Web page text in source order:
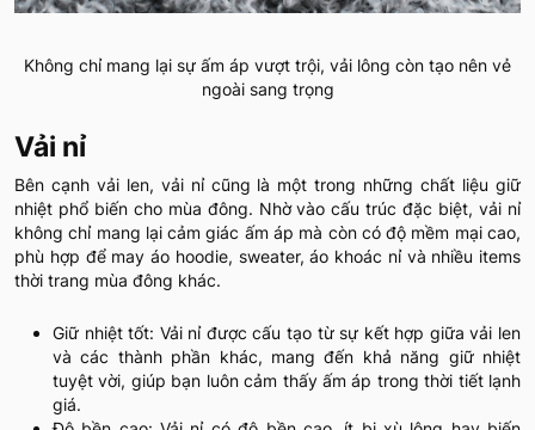
Không chỉ mang lại sự ấm áp vượt trội, vải lông còn tạo nên vẻ
ngoài sang trọng
Vải nỉ
Bên cạnh vải len, vải nỉ cũng là một trong những chất liệu giữ
nhiệt phổ biến cho mùa đông. Nhờ vào cấu trúc đặc biệt, vải nỉ
không chỉ mang lại cảm giác ấm áp mà còn có độ mềm mại cao,
phù hợp để may áo hoodie, sweater, áo khoác nỉ và nhiều items
thời trang mùa đông khác.
Giữ nhiệt tốt: Vải nỉ được cấu tạo từ sự kết hợp giữa vải len
và các thành phần khác, mang đến khả năng giữ nhiệt
tuyệt vời, giúp bạn luôn cảm thấy ấm áp trong thời tiết lạnh
giá.